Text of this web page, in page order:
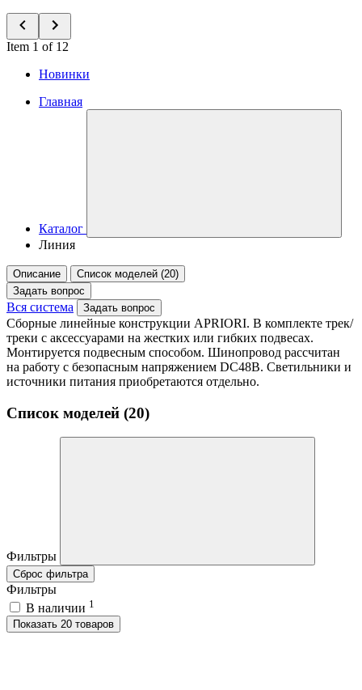
Item 1 of 12
Новинки
Главная
Каталог
Линия
Описание
Список моделей (20)
Задать вопрос
Вся система Задать вопрос
Сборные линейные конструкции APRIORI. В комплекте трек/
треки с аксессуарами на жестких или гибких подвесах.
Монтируется подвесным способом. Шинопровод рассчитан
на работу с безопасным напряжением DC48В. Светильники и
источники питания приобретаются отдельно.
Список моделей (20)
Фильтры
Сброс фильтра
Фильтры
В наличии 1
Показать 20 товаров